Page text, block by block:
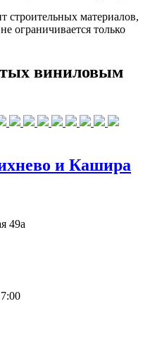
строительных материалов,
ограничивается только
виниловым
и Кашира
49а